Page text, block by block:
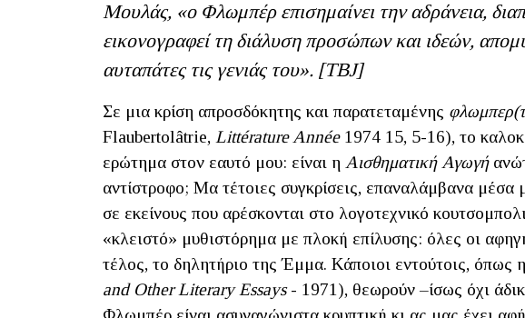
Μουλάς, «ο Φλωμπέρ επισημαίνει την αδράνεια,
εικονογραφεί τη διάλυση προσώπων και ιδεών,
αυταπάτες τις γενιάς του». [ΤΒJ]
Σε μια κρίση απροσδόκητης και παρατεταμένης
Flaubertolâtrie, Littérature Année1974 15, 5-16), το
ερώτημα στον εαυτό μου: είναι η Αισθηματική Αγωγή
αντίστροφο; Mα τέτοιες συγκρίσεις, επαναλάμβανα μέσα
σε εκείνους που αρέσκονται στο λογοτεχνικό
«κλειστό» μυθιστόρημα με πλοκή επίλυσης: όλες οι
τέλος, το δηλητήριο της Έμμα. Κάποιοι εντούτοις,
and Other Literary Essays- 1971), θεωρούν –ίσως όχι